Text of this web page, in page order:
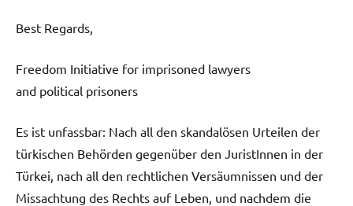
Best Regards,
Freedom Initiative for imprisoned lawyers
and political prisoners
Es ist unfassbar: Nach all den skandalösen Urteilen der
türkischen Behörden gegenüber den JuristInnen in der
Türkei, nach all den rechtlichen Versäumnissen und der
Missachtung des Rechts auf Leben, und nachdem die